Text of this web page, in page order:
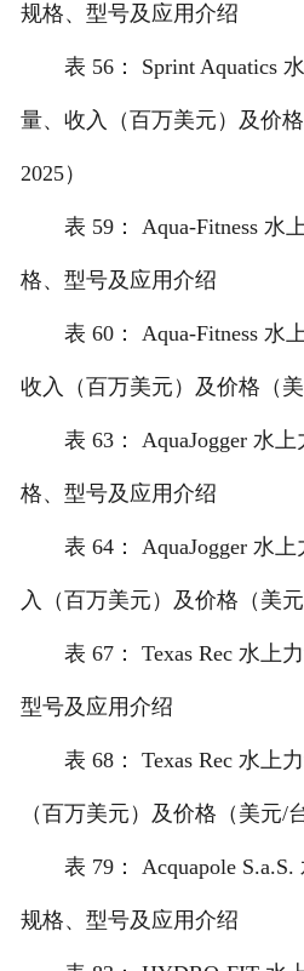
规格、型号及应用介绍
表 56： Sprint Aquatics
量、收入（百万美元）及价
2025）
表 59： Aqua-Fitness 水
格、型号及应用介绍
表 60： Aqua-Fitness 水上
收入（百万美元）及价格（美
表 63： AquaJogger 水上
格、型号及应用介绍
表 64： AquaJogger 水上
入（百万美元）及价格（美元
表 67： Texas Rec 水上力
型号及应用介绍
表 68： Texas Rec 水上力
（百万美元）及价格（美元/
表 79： Acquapole S.a.S.
规格、型号及应用介绍